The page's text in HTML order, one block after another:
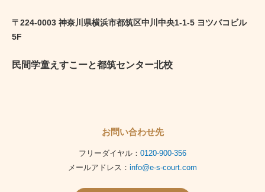
〒224-0003 神奈川県横浜市都筑区中川中央1-1-5 ヨツバコビル
5F
民間学童えすこーと都筑センター北校
お問い合わせ先
フリーダイヤル： 0120-900-356
メールアドレス： info@e-s-court.com